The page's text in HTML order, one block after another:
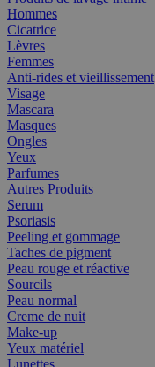
Hommes
Cicatrice
Lèvres
Femmes
Anti-rides et vieillissement
Visage
Mascara
Masques
Ongles
Yeux
Parfumes
Autres Produits
Serum
Psoriasis
Peeling et gommage
Taches de pigment
Peau rouge et réactive
Sourcils
Peau normal
Creme de nuit
Make-up
Yeux matériel